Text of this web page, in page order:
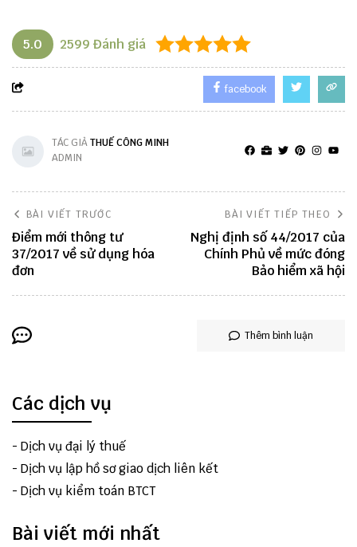
5.0 2599 Đánh giá
facebook
TÁC GIẢTHUẾ CÔNG MINH
ADMIN
BÀI VIẾT TRƯỚC
Điểm mới thông tư
37/2017 về sử dụng hóa
đơn
BÀI VIẾT TIẾP THEO
Nghị định số 44/2017 của
Chính Phủ về mức đóng
Bảo hiểm xã hội
Thêm bình luận
Các dịch vụ
- Dịch vụ đại lý thuế
- Dịch vụ lập hồ sơ giao dịch liên kết
- Dịch vụ kiểm toán BTCT
Bài viết mới nhất